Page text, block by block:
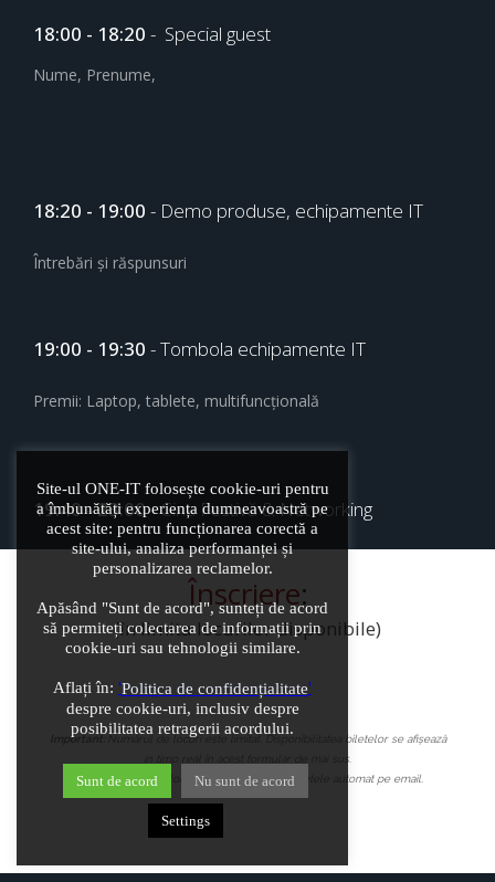
18:00 - 18:20 - Special guest
Nume, Prenume,
18:20 - 19:00 - Demo produse, echipamente IT
Întrebări și răspunsuri
19:00 - 19:30 - Tombola echipamente IT
Premii: Laptop, tablete, multifuncțională
19:40 - 23:00- Cina Festivă & Networking
Înscriere:
(în limita locurilor disponibile)
Important:
Numărul de locuri este limitat. Disponibilitatea biletelor se afișează
in timp real în acest formular de mai sus.
După urmarea pașilor de rezervare primiți biletele automat pe email.
Site-ul ONE-IT folosește cookie-uri pentru
a îmbunătăți experiența dumneavoastră pe
acest site: pentru funcționarea corectă a
site-ului, analiza performanței și
personalizarea reclamelor.
Apăsând "Sunt de acord", sunteți de acord
să permiteți colectarea de informații prin
cookie-uri sau tehnologii similare.
Aflați în: 'Politica de confidențialitate'
despre cookie-uri, inclusiv despre
posibilitatea retragerii acordului.
Sunt de acord Nu sunt de acord
Settings